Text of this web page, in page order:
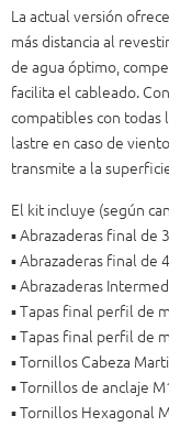
La actual versión
más distancia al
de agua óptimo,
facilita el cableado.
compatibles con todas
lastre en caso de
transmite a la
El kit incluye (según
▪️ Abrazaderas final de
▪️ Abrazaderas final de
▪️ Abrazaderas
▪️ Tapas final perfil de
▪️ Tapas final perfil de
▪️ Tornillos Cabeza
▪️ Tornillos de anclaje
▪️ Tornillos Hexagonal